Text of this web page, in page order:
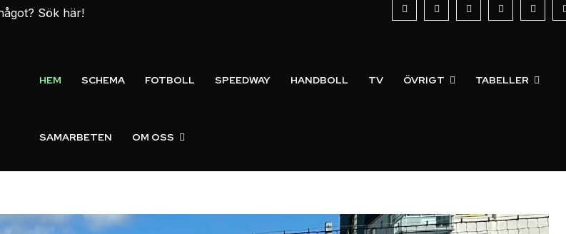
Sök här!
HEM SCHEMA FOTBOLL SPEEDWAY HANDBOLL TV ÖVRIGT TABELLER
SAMARBETEN OM OSS